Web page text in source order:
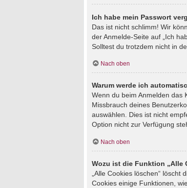
Ich habe mein Passwort
Das ist nicht schlimm! Wir
der Anmelde-Seite auf „Ich
Solltest du trotzdem nicht in
Nach oben
Warum werde ich
Wenn du beim Anmelden das
Missbrauch deines
auswählen. Dies ist nicht
Option nicht zur Verfügung
Nach oben
Wozu ist die Funktion „Alle
„Alle Cookies löschen“
Cookies einige Funktionen,